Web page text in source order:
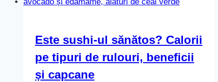
Este sushi-ul sănătos? Calorii
pe tipuri de rulouri, beneficii
și capcane